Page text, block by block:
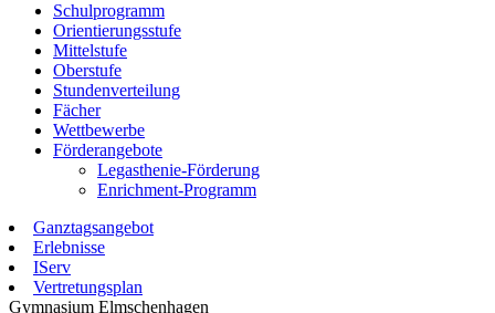
Schulprogramm
Orientierungsstufe
Mittelstufe
Oberstufe
Stundenverteilung
Fächer
Wettbewerbe
Förderangebote
Legasthenie-Förderung
Enrichment-Programm
Ganztagsangebot
Erlebnisse
IServ
Vertretungsplan
Gymnasium Elmschenhagen